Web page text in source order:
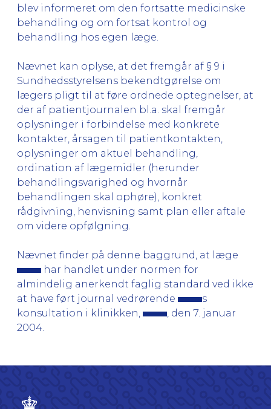
blev informeret om den fortsatte medicinske
behandling og om fortsat kontrol og
behandling hos egen læge.
Nævnet kan oplyse, at det fremgår af § 9 i
Sundhedsstyrelsens bekendtgørelse om
lægers pligt til at føre ordnede optegnelser, at
der af patientjournalen bl.a. skal fremgår
oplysninger i forbindelse med konkrete
kontakter, årsagen til patientkontakten,
oplysninger om aktuel behandling,
ordination af lægemidler (herunder
behandlingsvarighed og hvornår
behandlingen skal ophøre), konkret
rådgivning, henvisning samt plan eller aftale
om videre opfølgning.
Nævnet finder på denne baggrund, at læge
har handlet under normen for
almindelig anerkendt faglig standard ved ikke
at have ført journal vedrørende
s
konsultation i klinikken,
, den 7. januar
2004.